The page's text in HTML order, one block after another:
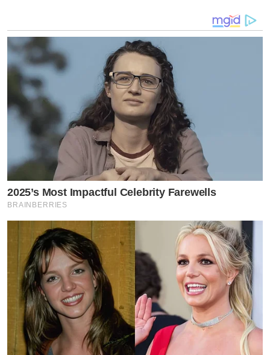
ในบทสนทนานั้นปรากฏให้เห็นอย่างชัดเจนว่า “มายด์” มี
การใช้คำว่า “ที่รัก” ในการเรียกเพื่อนๆ จริง ไม่ว่าจะเป็น
เพื่อนผู้หญิงหรือเพื่อนผู้ชายก็ตาม
2025’s Most Impactful Celebrity Farewells
BRAINBERRIES